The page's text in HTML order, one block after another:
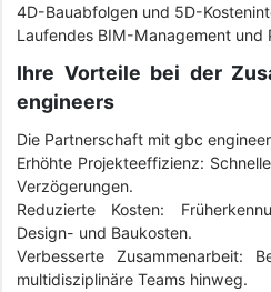
4D-Bauabfolgen und 5D-
Laufendes BIM-Management und
Ihre Vorteile bei der
engineers
Die Partnerschaft mit gbc
Erhöhte Projekteeffizienz:
Verzögerungen.
Reduzierte Kosten:
Design- und Baukosten.
Verbesserte Zusammenarbeit:
multidisziplinäre Teams hinweg.